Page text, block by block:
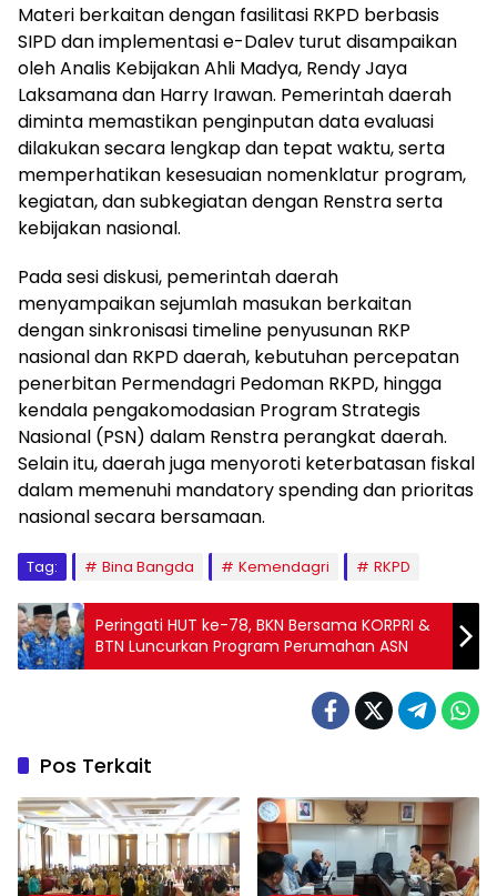
Materi berkaitan dengan fasilitasi RKPD berbasis
SIPD dan implementasi e-Dalev turut disampaikan
oleh Analis Kebijakan Ahli Madya, Rendy Jaya
Laksamana dan Harry Irawan. Pemerintah daerah
diminta memastikan penginputan data evaluasi
dilakukan secara lengkap dan tepat waktu, serta
memperhatikan kesesuaian nomenklatur program,
kegiatan, dan subkegiatan dengan Renstra serta
kebijakan nasional.
Pada sesi diskusi, pemerintah daerah
menyampaikan sejumlah masukan berkaitan
dengan sinkronisasi timeline penyusunan RKP
nasional dan RKPD daerah, kebutuhan percepatan
penerbitan Permendagri Pedoman RKPD, hingga
kendala pengakomodasian Program Strategis
Nasional (PSN) dalam Renstra perangkat daerah.
Selain itu, daerah juga menyoroti keterbatasan fiskal
dalam memenuhi mandatory spending dan prioritas
nasional secara bersamaan.
Tag: Bina Bangda Kemendagri RKPD
Peringati HUT ke-78, BKN Bersama KORPRI &
BTN Luncurkan Program Perumahan ASN
Pos Terkait